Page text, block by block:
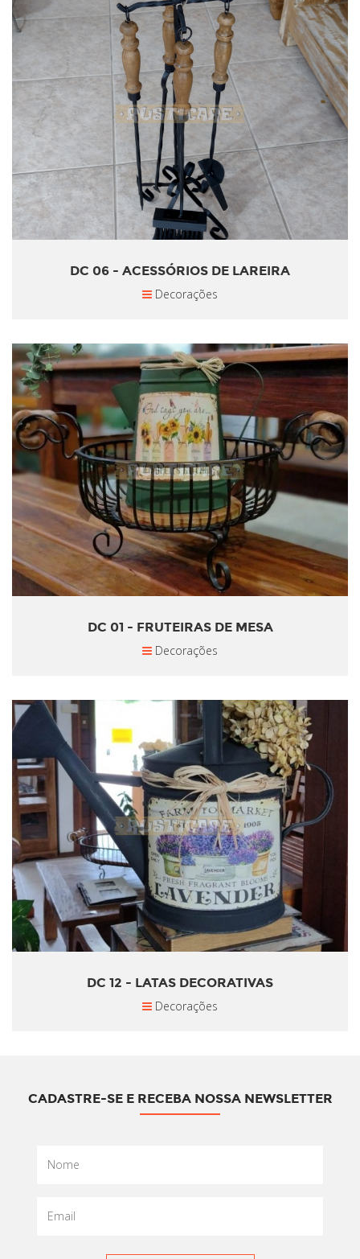
DC 06 - ACESSÓRIOS DE LAREIRA
Decorações
DC 01 - FRUTEIRAS DE MESA
Decorações
DC 12 - LATAS DECORATIVAS
Decorações
CADASTRE-SE E RECEBA NOSSA NEWSLETTER